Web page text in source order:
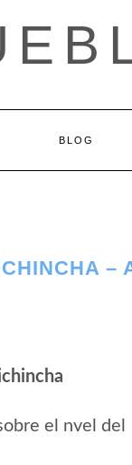
BLOG
–
el nvel del